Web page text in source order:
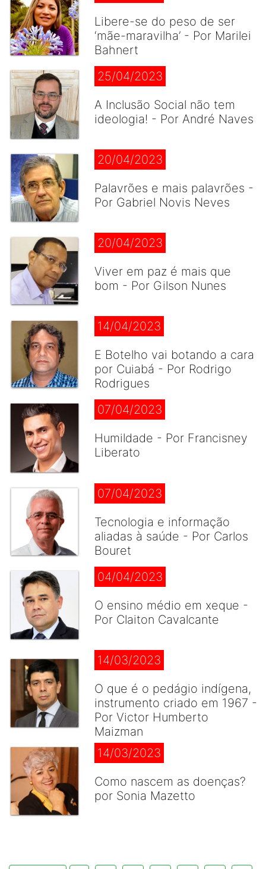
Libere-se do peso de ser
‘mãe-maravilha’ - Por Marilei
Bahnert
25/04/2023
A Inclusão Social não tem
ideologia! - Por André Naves
20/04/2023
Palavrões e mais palavrões -
Por Gabriel Novis Neves
20/04/2023
Viver em paz é mais que
bom - Por Gilson Nunes
14/04/2023
E Botelho vai botando a cara
por Cuiabá - Por Rodrigo
Rodrigues
07/04/2023
Humildade - Por Francisney
Liberato
07/04/2023
Tecnologia e informação
aliadas à saúde - Por Carlos
Bouret
04/04/2023
O ensino médio em xeque -
Por Claiton Cavalcante
14/03/2023
O que é o pedágio indígena,
instrumento criado em 1967 -
Por Victor Humberto
Maizman
14/03/2023
Como nascem as doenças?
por Sonia Mazetto